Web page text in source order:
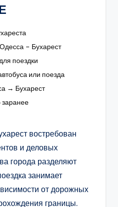
– Бухарест
поездки
или поезда
→ Бухарест
востребован
и деловых
города разделяют
занимает
от дорожных
границы.